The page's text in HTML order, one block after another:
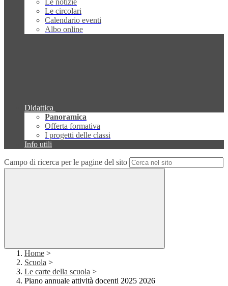
Le notizie
Le circolari
Calendario eventi
Albo online
Didattica
Panoramica
Offerta formativa
I progetti delle classi
Info utili
Campo di ricerca per le pagine del sito
Home >
Scuola >
Le carte della scuola >
Piano annuale attività docenti 2025 2026